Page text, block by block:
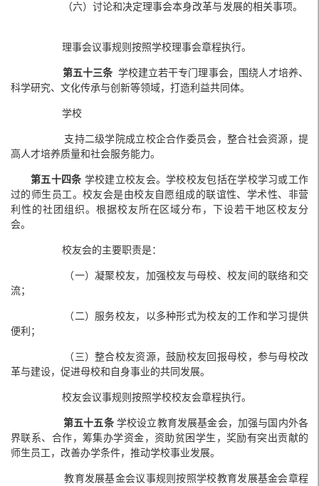
（六）讨论和决定理事会本身改革与发展的相关事项。
理事会议事规则按照学校理事会章程执行。
第五十三条学校建立若干专门理事会，围绕人才培养、
科学研究、文化传承与创新等领域，打造利益共同体。
学校
支持二级学院成立校企合作委员会，整合社会资源，提
高人才培养质量和社会服务能力。
第五十四条 学校建立校友会。学校校友包括在学校学习或工作
过的师生员工。校友会是由校友自愿组成的联谊性、学术性、非营
利性的社团组织。根据校友所在区域分布，下设若干地区校友分
会。
校友会的主要职责是：
（一）凝聚校友，加强校友与母校、校友间的联络和交
流；
（二）服务校友，以多种形式为校友的工作和学习提供
便利；
（三）整合校友资源，鼓励校友回报母校，参与母校改
革与建设，促进母校和自身事业的共同发展。
校友会议事规则按照学校校友会章程执行。
第五十五条 学校设立教育发展基金会，加强与国内外各
界联系、合作，筹集办学资金，资助贫困学生，奖励有突出贡献的
师生员工，改善办学条件，推动学校事业发展。
教育发展基金会议事规则按照学校教育发展基金会章程